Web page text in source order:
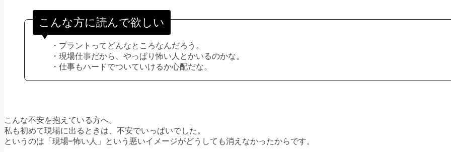
こんな方に読んで欲しい
・プラントってどんなところなんだろう。
・現場仕事だから、やっぱり怖い人とかいるのかな。
・仕事もハードでついていけるか心配だな。
こんな不安を抱えている方へ。
私も初めて現場に出るときは、不安でいっぱいでした。
というのは「現場=怖い人」という悪いイメージがどうしても消えなかったからです。